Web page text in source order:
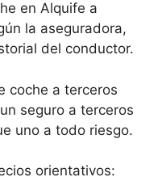
en Alquife a
la aseguradora,
del conductor.
coche a terceros
seguro a terceros
uno a todo riesgo.
orientativos: